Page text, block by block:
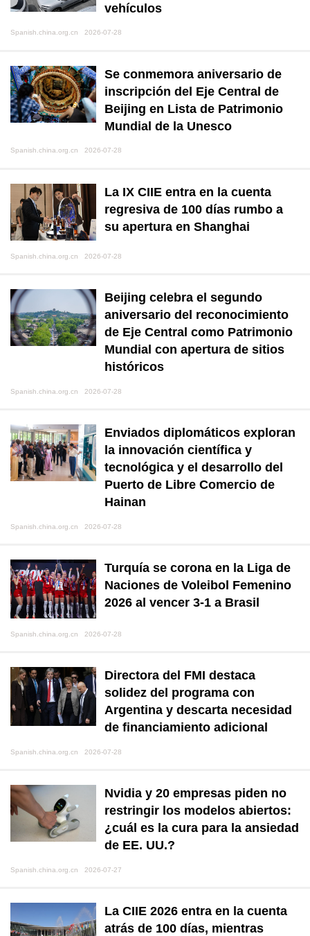
vehículos
Spanish.china.org.cn 2026-07-28
Se conmemora aniversario de
inscripción del Eje Central de
Beijing en Lista de Patrimonio
Mundial de la Unesco
Spanish.china.org.cn 2026-07-28
La IX CIIE entra en la cuenta
regresiva de 100 días rumbo a
su apertura en Shanghai
Spanish.china.org.cn 2026-07-28
Beijing celebra el segundo
aniversario del reconocimiento
de Eje Central como Patrimonio
Mundial con apertura de sitios
históricos
Spanish.china.org.cn 2026-07-28
Enviados diplomáticos exploran
la innovación científica y
tecnológica y el desarrollo del
Puerto de Libre Comercio de
Hainan
Spanish.china.org.cn 2026-07-28
Turquía se corona en la Liga de
Naciones de Voleibol Femenino
2026 al vencer 3-1 a Brasil
Spanish.china.org.cn 2026-07-28
Directora del FMI destaca
solidez del programa con
Argentina y descarta necesidad
de financiamiento adicional
Spanish.china.org.cn 2026-07-28
Nvidia y 20 empresas piden no
restringir los modelos abiertos:
¿cuál es la cura para la ansiedad
de EE. UU.?
Spanish.china.org.cn 2026-07-27
La CIIE 2026 entra en la cuenta
atrás de 100 días, mientras